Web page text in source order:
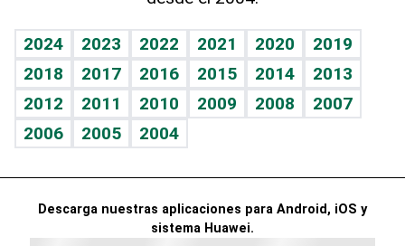
Vida y familia
Eñe
Celebrando la vida
Sin complejos
En pocas palabras
Escuchando al corazón
TBT Deportivo
Guía del dinero
Horóscopos
Crucigramas
2024 2023 2022 2021 2020
2019
2018
2017 2016 2015 2014
2013
2012
2011 2010 2009 2008
2007
2006
2005 2004
Descarga nuestras aplicaciones para Android, iOS y
sistema Huawei.